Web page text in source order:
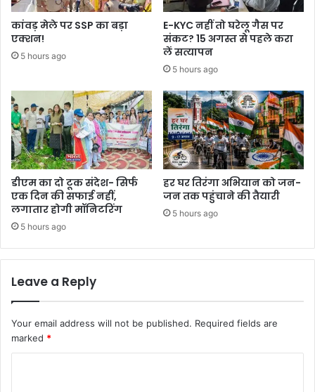
कांवड़ मेले पर SSP का बड़ा
एक्शन!
5 hours ago
E-KYC नहीं तो घरेलू गैस पर
संकट? 15 अगस्त से पहले करा
लें सत्यापन
5 hours ago
डीएम का दो टूक संदेश- सिर्फ
एक दिन की सफाई नहीं,
लगातार होगी मॉनिटरिंग
5 hours ago
हर घर तिरंगा अभियान को जन-
जन तक पहुंचाने की तैयारी
5 hours ago
Leave a Reply
Your email address will not be published. Required fields are
marked *